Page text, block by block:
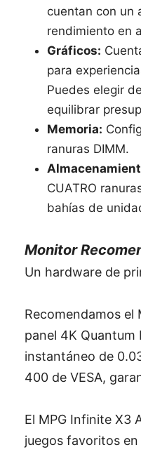
cuentan con un
rendimiento en
Gráficos:
para
Puedes elegir
equilibrar
Memoria:
ranuras DIMM.
CUATRO
bahías de
Monitor
Un hardware de
Recomendamos el
panel 4K Quantum
instantáneo de
400 de VESA,
El MPG Infinite X3
juegos favoritos